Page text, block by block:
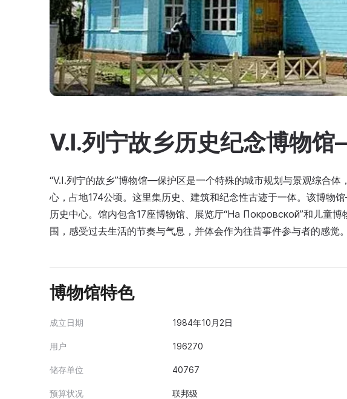
V.I.列宁故乡历史纪念博物
“V.I.列宁的故乡”博物馆—保护区是一个特殊的城市规划与景观综合
心，占地174公顷。这里集历史、建筑和纪念性古迹于一体。该博物
历史中心。馆内包含17座博物馆、展览厅“На Покровской”和儿童
围，感受过去生活的节奏与气息，并体会作为往昔事件参与者的感觉。
博物馆特色
成立日期 1984年10月2日
用户 196270
储存单位 40767
预算状况 联邦级